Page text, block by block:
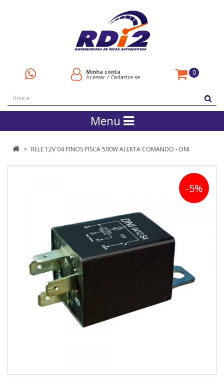
Minha conta
Acessar / Cadastre-se
0
Menu
RELE 12V 04 PINOS PISCA 500W ALERTA COMANDO - DNI
-5%